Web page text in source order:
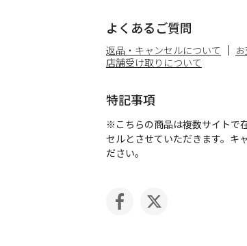
よくあるご質問
返品・キャンセルについて
店舗受け取りについて
特記事項
※こちらの商品は複数サイトで
セルとさせていただきます。キ
ださい。